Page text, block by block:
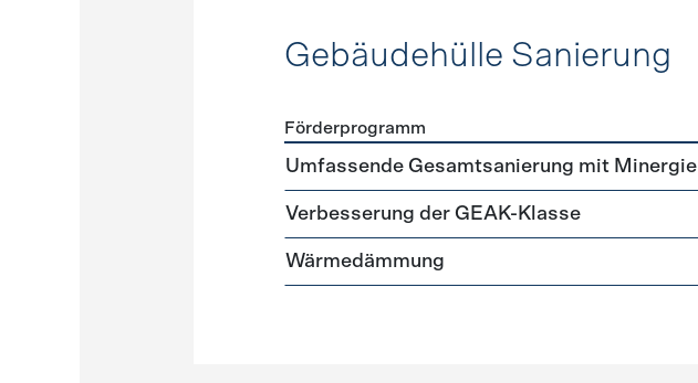
Gebäudehülle Sanierung
Förderprogramme Gebäudehülle Sanierung
Förderprogramm
Umfassende Gesamtsanierung mit Minergie
Verbesserung der GEAK-Klasse
Wärmedämmung